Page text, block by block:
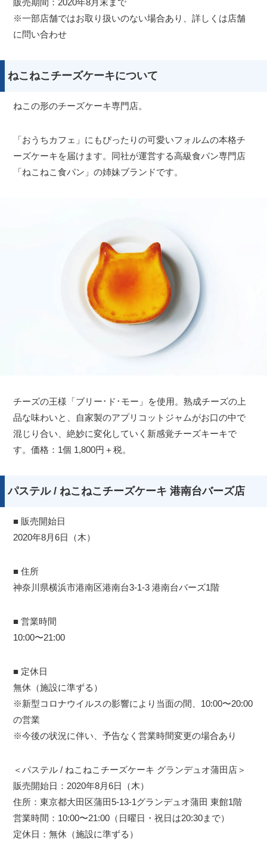
※一部店舗ではお取り扱いのない場合あり、詳しくは店舗
に問い合わせ
ねこねこチーズケーキについて
ねこの形のチーズケーキ専門店。
「おうちカフェ」にもぴったりの可愛いフォルムの本格チ
ーズケーキを届けます。同社が運営する高級食パン専門店
「ねこねこ食パン」の姉妹ブランドです。
チーズの王様「ブリー･ド･モー」を使用。熟成チーズの上
品な味わいと、自家製のアプリコットジャムがお口の中で
混じり合い、絶妙に変化していく新感覚チーズキーキで
す。価格：1個 1,800円＋税。
パステル / ねこねこチーズケーキ 港南台バーズ店
■ 販売開始日
2020年8月6日（木）
■ 住所
神奈川県横浜市港南区港南台3-1-3 港南台バーズ1階
■ 営業時間
10:00〜21:00
■ 定休日
無休（施設に準ずる）
※新型コロナウイルスの影響により当面の間、10:00〜20:00
の営業
※今後の状況に伴い、予告なく営業時間変更の場合あり
＜パステル / ねこねこチーズケーキ グランデュオ蒲田店＞
販売開始日：2020年8月6日（木）
住所：東京都大田区蒲田5-13-1グランデュオ蒲田 東館1階
営業時間：10:00〜21:00（日曜日・祝日は20:30まで）
定休日：無休（施設に準ずる）